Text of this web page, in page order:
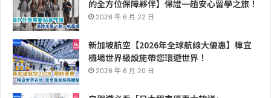
的全方位保障夥伴】保證一趟安心留學之旅！
2026 年 6 月 22 日
新加坡航空【2026年全球航線大優惠】樟宜
機場世界級設施帶您環遊世界！
2026 年 6 月 20 日